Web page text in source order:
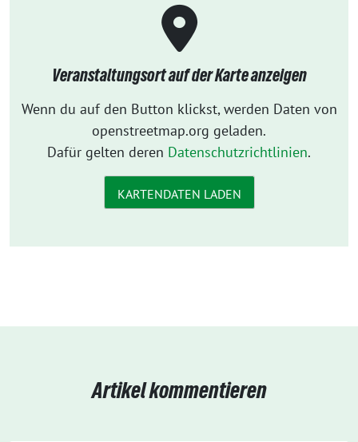
Veranstaltungsort auf der Karte anzeigen
Wenn du auf den Button klickst, werden Daten von
openstreetmap.org geladen.
Dafür gelten deren Datenschutzrichtlinien.
KARTENDATEN LADEN
Artikel kommentieren